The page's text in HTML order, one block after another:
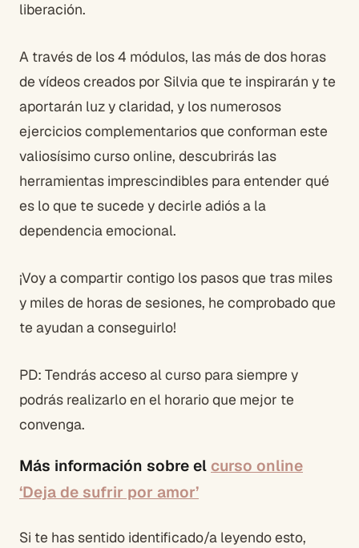
liberación.
A través de los 4 módulos, las más de dos horas
de vídeos creados por Silvia que te inspirarán y te
aportarán luz y claridad, y los numerosos
ejercicios complementarios que conforman este
valiosísimo curso online, descubrirás las
herramientas imprescindibles para entender qué
es lo que te sucede y decirle adiós a la
dependencia emocional.
¡Voy a compartir contigo los pasos que tras miles
y miles de horas de sesiones, he comprobado que
te ayudan a conseguirlo!
PD: Tendrás acceso al curso para siempre y
podrás realizarlo en el horario que mejor te
convenga.
Más información sobre el curso online
‘Deja de sufrir por amor’
Si te has sentido identificado/a leyendo esto,